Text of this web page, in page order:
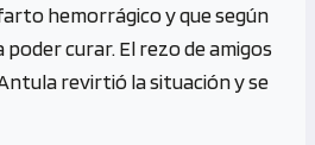
hemorrágico y que según
poder curar. El rezo de amigos
revirtió la situación y se